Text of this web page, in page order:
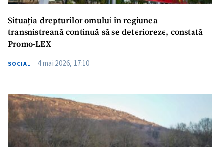
Situația drepturilor omului în regiunea
transnistreană continuă să se deterioreze, constată
Promo-LEX
SOCIAL 4 mai 2026, 17:10